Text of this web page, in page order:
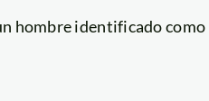
hombre identificado como